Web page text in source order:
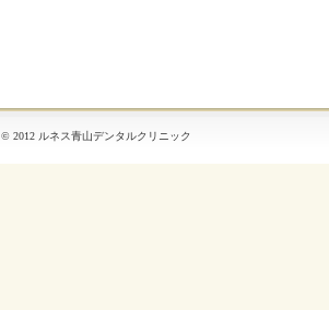
© 2012 ルネス青山デンタルクリニック